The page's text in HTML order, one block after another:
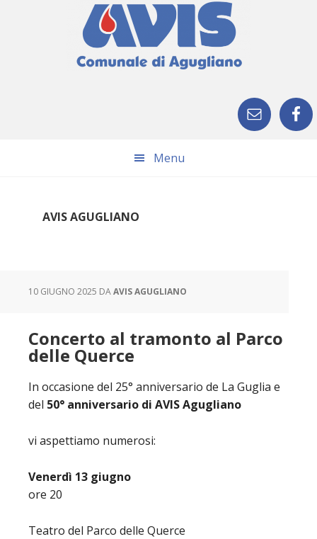
Menu
AVIS AGUGLIANO
10 GIUGNO 2025 DAAVIS AGUGLIANO
Concerto al tramonto al Parco
delle Querce
In occasione del 25° anniversario de La Guglia e
del 50° anniversario di AVIS Agugliano
vi aspettiamo numerosi:
Venerdì 13 giugno
ore 20
Teatro del Parco delle Querce